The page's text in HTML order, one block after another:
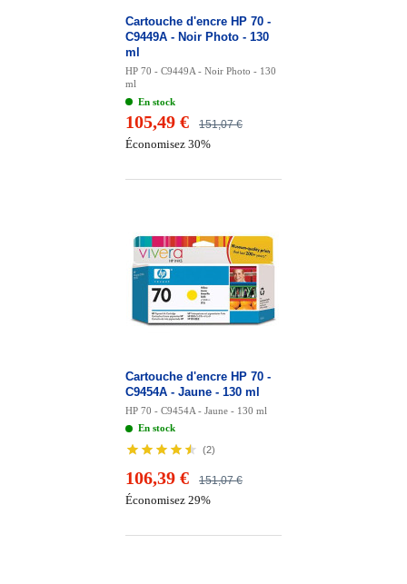
Cartouche d'encre HP 70 -
C9449A - Noir Photo - 130
ml
HP 70 - C9449A - Noir Photo - 130
ml
En stock
151,07 €
105,49 €
Économisez 30%
Cartouche d'encre HP 70 -
C9454A - Jaune - 130 ml
HP 70 - C9454A - Jaune - 130 ml
En stock
(2)
151,07 €
106,39 €
Économisez 29%